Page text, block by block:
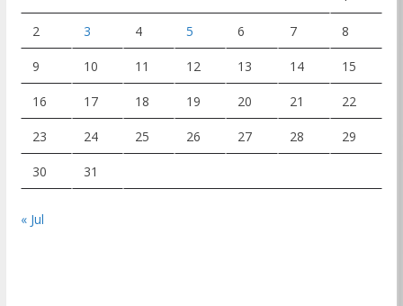
2 3 4 5 6 7 8
9 10 11 12 13 14 15
16 17 18 19 20 21 22
23 24 25 26 27 28 29
30 31
« Jul